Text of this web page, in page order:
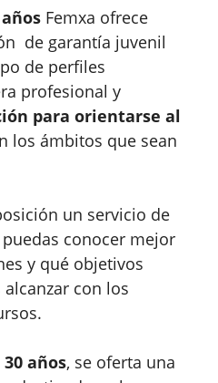
Femxa ofrece
de garantía juvenil
de perfiles
profesional y
para orientarse al
los ámbitos que sean
un servicio de
conocer mejor
y qué objetivos
con los
años, se oferta una